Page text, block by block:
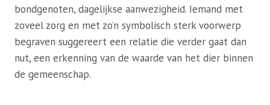
bondgenoten, dagelijkse aanwezigheid. Iemand met
zoveel zorg en met zo’n symbolisch sterk voorwerp
begraven suggereert een relatie die verder gaat dan
nut, een erkenning van de waarde van het dier binnen
de gemeenschap.